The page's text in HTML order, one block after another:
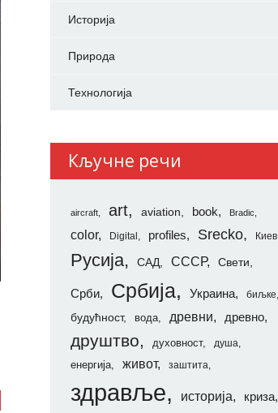
Историја
Природа
Технологија
Кључне речи
aircraft art aviation book Bradic
color Digital profiles Srecko Киев
Русија САД СССР Свети
Срби Србија Украина биљке
будућност вода древни древно
друштво духовност душа
енергија живот заштита
здравље историја
криза